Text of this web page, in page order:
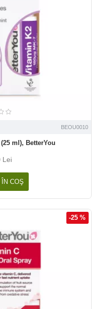
BEOU0010
ml), BetterYou
Lei
COŞ
-25 %